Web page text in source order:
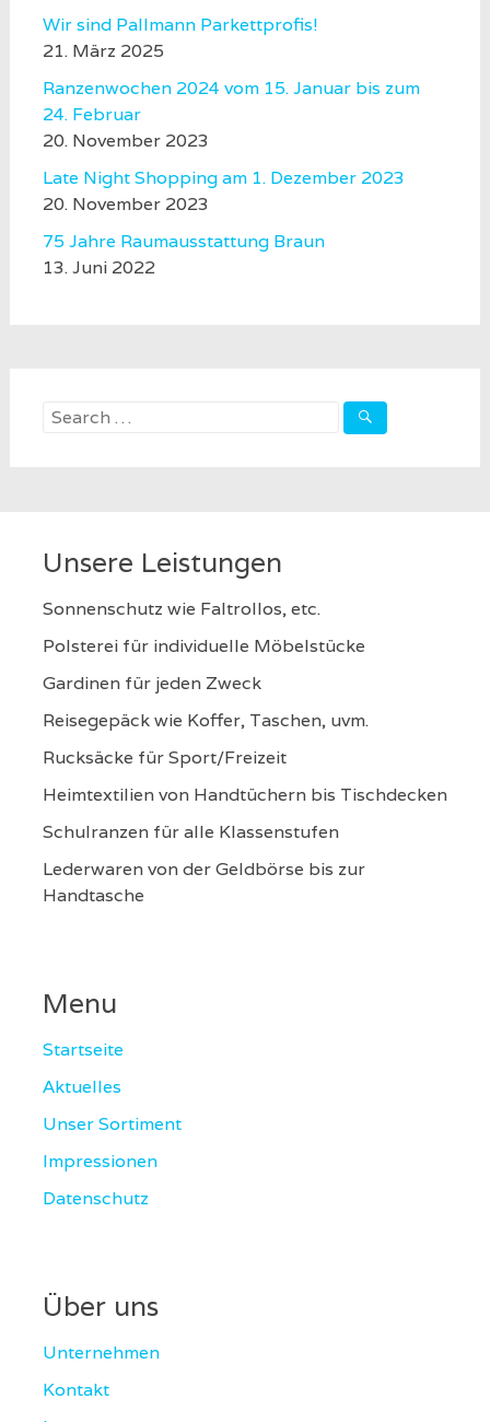
Wir sind Pallmann Parkettprofis!
21. März 2025
Ranzenwochen 2024 vom 15. Januar bis zum
24. Februar
20. November 2023
Late Night Shopping am 1. Dezember 2023
20. November 2023
75 Jahre Raumausstattung Braun
13. Juni 2022
Search
Unsere Leistungen
Sonnenschutz wie Faltrollos, etc.
Polsterei für individuelle Möbelstücke
Gardinen für jeden Zweck
Reisegepäck wie Koffer, Taschen, uvm.
Rucksäcke für Sport/Freizeit
Heimtextilien von Handtüchern bis Tischdecken
Schulranzen für alle Klassenstufen
Lederwaren von der Geldbörse bis zur
Handtasche
Menu
Startseite
Aktuelles
Unser Sortiment
Impressionen
Datenschutz
Über uns
Unternehmen
Kontakt